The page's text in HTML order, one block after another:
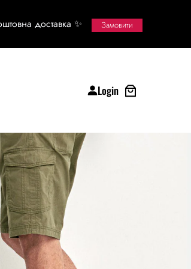
доставка ✨ Замовити
Login